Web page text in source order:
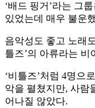
‘배드 핑거’라는 그
있었는데 매우 불운
음악성도 좋고 노래
틀즈’의 아류라는
‘비틀즈’처럼 4명으
악을 펼쳤지만, 사람
어나질 않았다.